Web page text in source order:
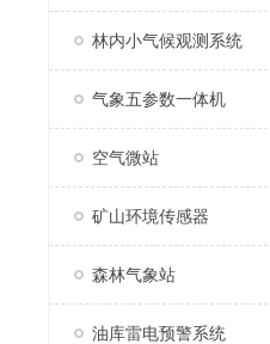
林内小气候观测系统
气象五参数一体机
空气微站
矿山环境传感器
森林气象站
油库雷电预警系统